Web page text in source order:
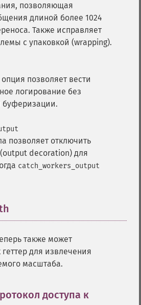
позволяющая
длиной более 1024
Также исправляет
с упаковкой (wrapping).
позволяет вести
логирование без
буферизации.
позволяет отключить
decoration) для
catch_workers_output
также может
геттер для извлечения
масштаба.
доступа к